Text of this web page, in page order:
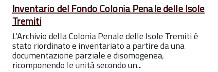
Inventario del Fondo Colonia Penale delle Isole
Tremiti
L’Archivio della Colonia Penale delle Isole Tremiti è
stato riordinato e inventariato a partire da una
documentazione parziale e disomogenea,
ricomponendo le unità secondo un...